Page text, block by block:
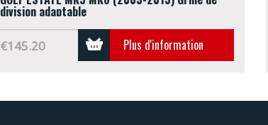
division adaptable
€145.20 Plus d'information